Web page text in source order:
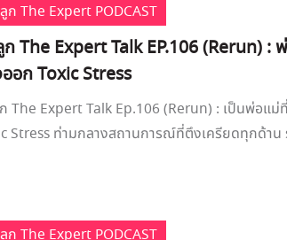
ก The Expert PODCAST
The Expert Talk EP.106 (Rerun) :
อก Toxic Stress
The Expert Talk Ep.106 (Rerun) : เป็นพ่อแ
Stress ท่ามกลางสถานการณ์ที่ตึงเครียดทุกด้าน
ก The Expert PODCAST